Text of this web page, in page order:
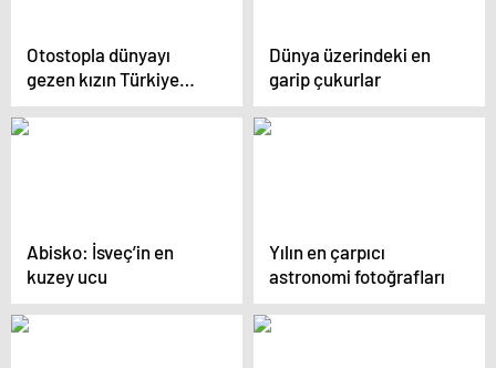
Otostopla dünyayı
gezen kızın Türkiye
fotoğrafları
Dünya üzerindeki en
garip çukurlar
Abisko: İsveç’in en
kuzey ucu
Yılın en çarpıcı
astronomi fotoğrafları